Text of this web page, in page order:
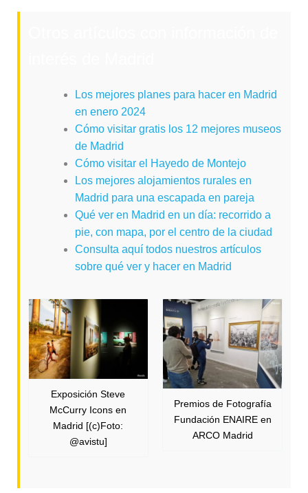
Los mejores planes para hacer en Madrid
en enero 2024
Cómo visitar gratis los 12 mejores museos
de Madrid
Cómo visitar el Hayedo de Montejo
Los mejores alojamientos rurales en
Madrid para una escapada en pareja
Qué ver en Madrid en un día: recorrido a
pie, con mapa, por el centro de la ciudad
Consulta aquí todos nuestros artículos
sobre qué ver y hacer en Madrid
Exposición Steve
McCurry Icons en
Madrid [(c)Foto:
@avistu]
Premios de Fotografía
Fundación ENAIRE en
ARCO Madrid